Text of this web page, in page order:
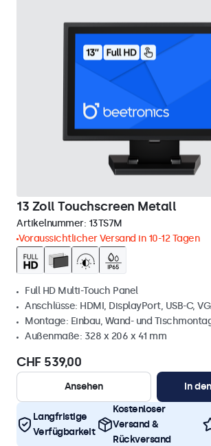
13 Zoll Touchscreen Metall
Artikelnummer: 13TS7M
Voraussichtlicher Versand in 10-12 Tagen
Full HD Multi-Touch Panel
Anschlüsse: HDMI, DisplayPort, USB-C,
Montage: Einbau, Wand- und
Außenmaße: 328 x 206 x 41 mm
CHF 539,00
Ansehen In
Langfristige
Verfügbarkeit
Kostenloser
Versand &
Rückversand